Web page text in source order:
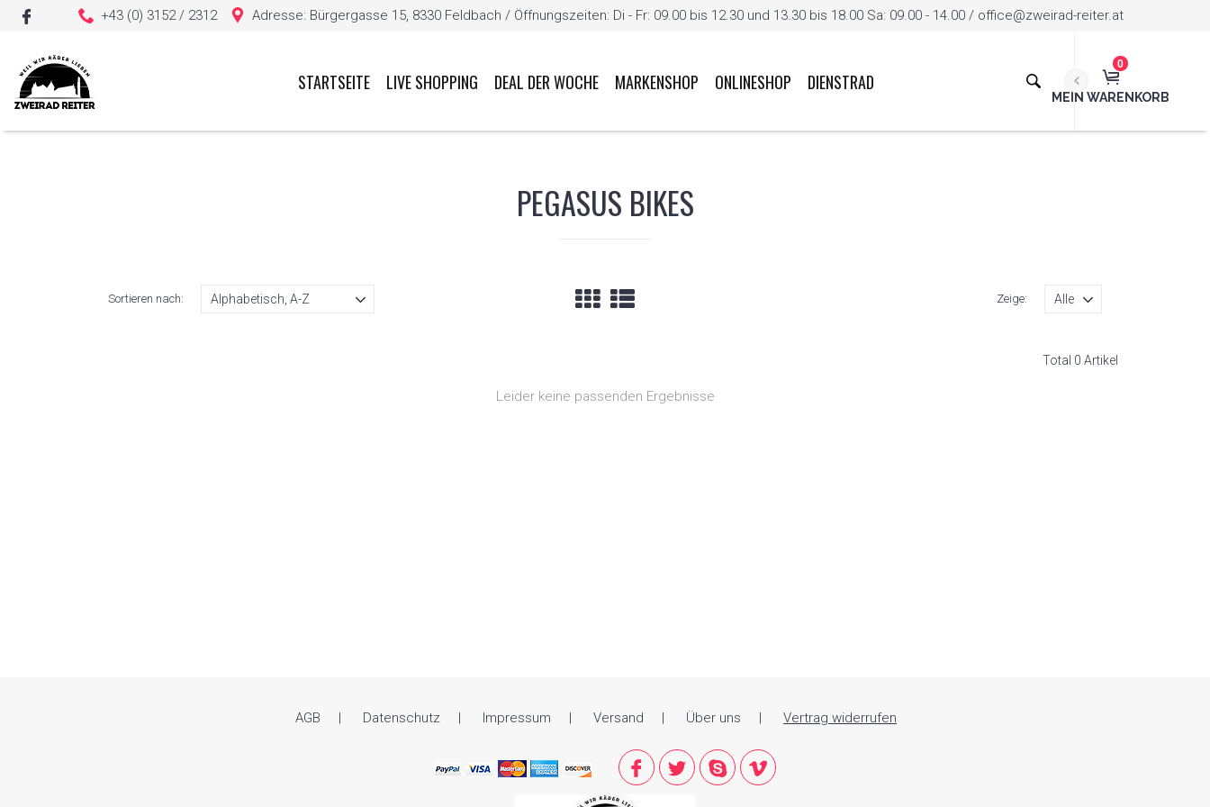
+43 (0) 3152 / 2312 Adresse: Bürgergasse 15, 8330 Feldbach / Öffnungszeiten: Di - Fr: 09.00 bis 12.30 und 13.30 bis 18.00 Sa: 09.00 - 14.00 / office@zweirad-reiter.at
0
MEIN WARENKORB
STARTSEITE LIVE SHOPPING DEAL DER WOCHE MARKENSHOP ONLINESHOP DIENSTRAD
PEGASUS BIKES
Sortieren nach: Zeige:
Total 0 Artikel
Leider keine passenden Ergebnisse
AGB Datenschutz Impressum Versand Über uns Vertrag widerrufen